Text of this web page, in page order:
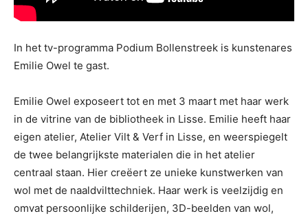
In het tv-programma Podium Bollenstreek is kunstenares
Emilie Owel te gast.
Emilie Owel exposeert tot en met 3 maart met haar werk
in de vitrine van de bibliotheek in Lisse. Emilie heeft haar
eigen atelier, Atelier Vilt & Verf in Lisse, en weerspiegelt
de twee belangrijkste materialen die in het atelier
centraal staan. Hier creëert ze unieke kunstwerken van
wol met de naaldvilttechniek. Haar werk is veelzijdig en
omvat persoonlijke schilderijen, 3D-beelden van wol,